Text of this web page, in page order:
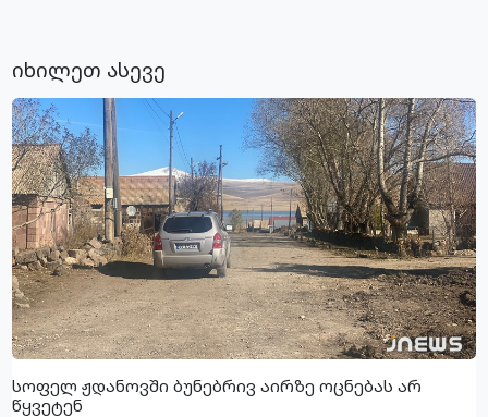
იხილეთ ასევე
სოფელ ჟდანოვში ბუნებრივ აირზე ოცნებას არ
წყვეტენ